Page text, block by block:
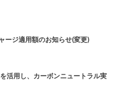
ジ適用額のお知らせ(変更)
活用し、カーボンニュートラル実